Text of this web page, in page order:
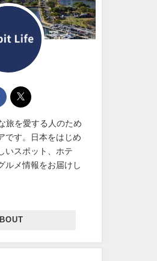
旅を愛する人のため
です。日本をはじめ
いスポット、ホテ
ルメ情報をお届けし